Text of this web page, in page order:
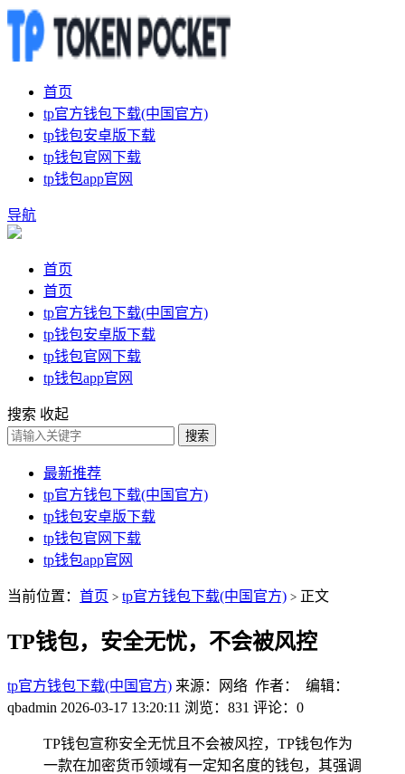
首页
tp官方钱包下载(中国官方)
tp钱包安卓版下载
tp钱包官网下载
tp钱包app官网
导航
首页
首页
tp官方钱包下载(中国官方)
tp钱包安卓版下载
tp钱包官网下载
tp钱包app官网
搜索 收起
搜索
最新推荐
tp官方钱包下载(中国官方)
tp钱包安卓版下载
tp钱包官网下载
tp钱包app官网
当前位置： 首页 > tp官方钱包下载(中国官方) > 正文
TP钱包，安全无忧，不会被风控
tp官方钱包下载(中国官方) 来源：网络 作者： 编辑：
qbadmin 2026-03-17 13:20:11 浏览：831 评论：0
TP钱包宣称安全无忧且不会被风控，TP钱包作为
一款在加密货币领域有一定知名度的钱包，其强调